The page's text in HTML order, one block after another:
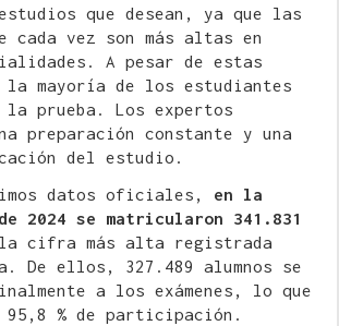
que desean, ya que las
cada vez son más altas en
A pesar de estas
mayoría de los estudiantes
prueba. Los expertos
preparación constante y una
del estudio.
datos oficiales, en la
2024 se matricularon 341.831
cifra más alta registrada
De ellos, 327.489 alumnos se
a los exámenes, lo que
95,8 % de participación.